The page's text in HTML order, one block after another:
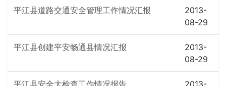
平江县道路交通安全管理工作情况汇报
2013-
08-29
平江县创建平安畅通县情况汇报
2013-
08-29
平江县安全大检查工作情况报告
2013-